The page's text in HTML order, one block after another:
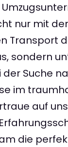
nur mit
Transport
sondern
der Suche
im
auf
die